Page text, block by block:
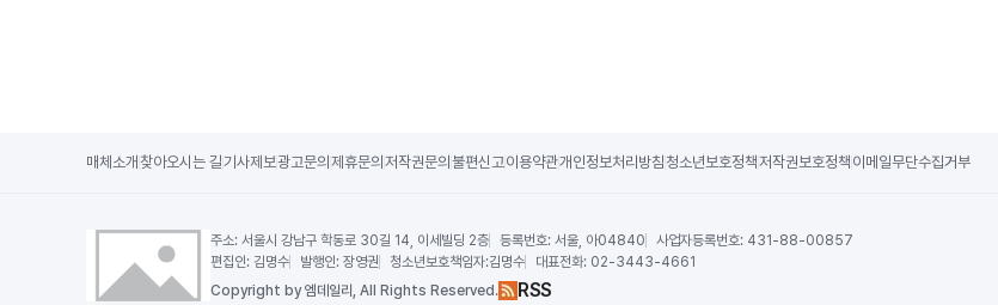
매체소개 찾아오시는 길기사제보광고문의 제휴문의 저작권문의 불편신고이용약관개인정보처리방침 청소년보호정책저작권보호정책 이메일무단수집거부
주소:서울시 강남구 학동로 30길 14, 이세빌딩 2층 등록번호: 서울, 아04840 사업자등록번호: 431-88-00857
편집인: 김명수 발행인:장영권 청소년보호책임자:김명수 대표전화: 02-3443-4661
Copyright by 엠데일리, All Rights Reserved. RSS